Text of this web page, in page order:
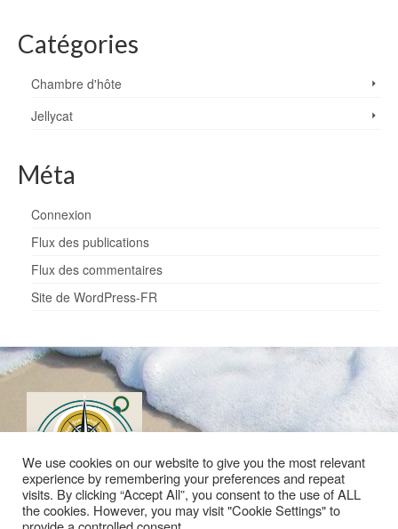
Catégories
Chambre d'hôte
Jellycat
Méta
Connexion
Flux des publications
Flux des commentaires
Site de WordPress-FR
We use cookies on our website to give you the most relevant
experience by remembering your preferences and repeat
visits. By clicking “Accept All”, you consent to the use of ALL
the cookies. However, you may visit "Cookie Settings" to